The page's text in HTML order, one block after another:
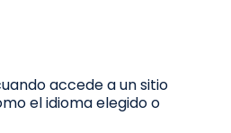
accede a un sitio
el idioma elegido o